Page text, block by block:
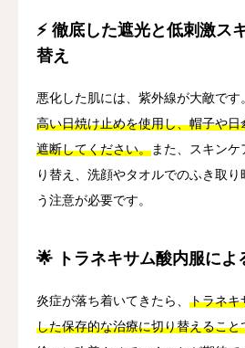
⚡ 徹底した遮光と低刺激ス
替え
悪化した肌には、紫外線が大敵です。
高い日焼け止めを使用し、帽子や
遮断してください。また、スキン
り替え、洗顔やタオルでのふき取り
う注意が必要です。
🌟 トラネキサム酸内服によ
炎症が落ち着いてきたら、 トラネキ
した保存的な治療に切り替えるこ